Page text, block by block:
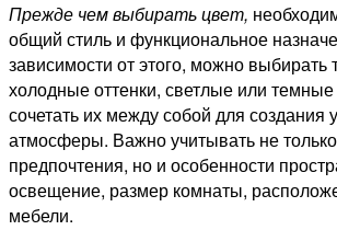
Прежде чем выбирать цвет,
общий стиль и функциональное
зависимости от этого, можно выбирать
холодные оттенки, светлые или темные
сочетать их между собой для создания
атмосферы. Важно учитывать не
предпочтения, но и особенности
освещение, размер комнаты,
мебели.